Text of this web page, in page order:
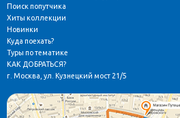
Поиск попутчика
Хиты коллекции
Новинки
Куда поехать?
Туры по тематике
КАК ДОБРАТЬСЯ?
г. Москва, ул. Кузнецкий мост 21/5